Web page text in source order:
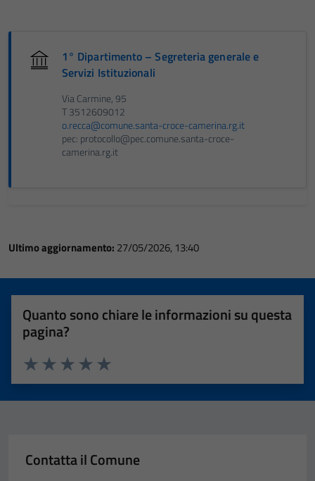
1° Dipartimento – Segreteria generale e
Servizi Istituzionali
Via Carmine, 95
T 3512609012
o.recca@comune.santa-croce-camerina.rg.it
pec: protocollo@pec.comune.santa-croce-
camerina.rg.it
Ultimo aggiornamento: 27/05/2026, 13:40
Quanto sono chiare le informazioni su questa
pagina?
Valuta 5 stelle su 5
Valuta 4 stelle su 5
Valuta 3 stelle su 5
Valuta 2 stelle su 5
Valuta 1 stelle su 5
Contatta il Comune